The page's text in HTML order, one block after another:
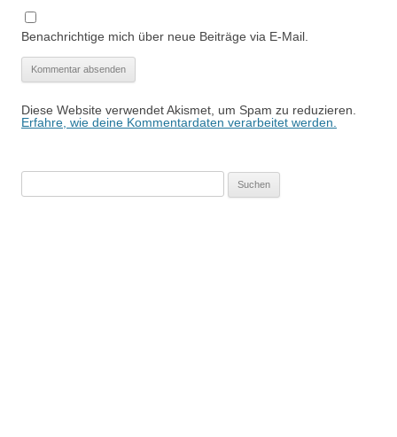
Benachrichtige mich über neue Beiträge via E-Mail.
Diese Website verwendet Akismet, um Spam zu reduzieren.
Erfahre, wie deine Kommentardaten verarbeitet werden.